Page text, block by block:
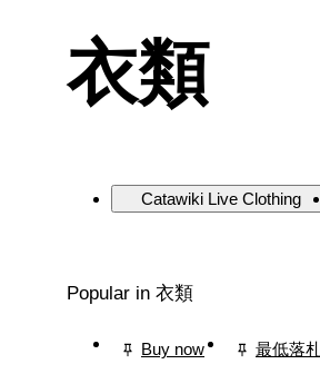
衣類
Catawiki Live Clothing
Popular in 衣類
Buy now 最低落